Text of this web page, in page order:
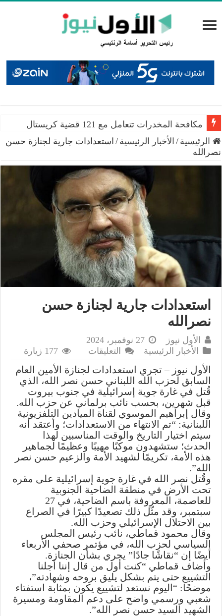
مكافحة المخدرات تتعامل مع 121 قضية كريستال
الرئيسية / الأخبار الرئيسية / استعدادات جارية لجنازة حسن
نصرالله
استعدادات جارية لجنازة حسن
نصرالله
الأول نيوز
27 نوفمبر، 2024
الأخبار الرئيسية
التعليقات
استعدادات
جارية
لجنازة
حسن
نصرالله
مغلقة
177 زيارة
الأول نيوز – تجري استعدادات لجنازة الأمين العام
السابق لحزب الله اللبناني حسن نصر الله، الذي
قُتل في غارة جوية إسرائيلية في جنوب بيروت
قبل شهرين، بحسب نائب برلماني عن حزب الله.
وقال إبراهيم الموسوي لقناة الميادين التلفزيونية
اللبنانية: “تم الانتهاء من الاستعدادات؛ وأعتقد أنه
سيتم اختيار التاريخ والوقت المناسبين لهذا
الحدث؛ ستشهدون موكبًا مهيبًا وعظيمًا لجماهير
هذه الأمة، تكريمًا لشهيد الأمة والزعيم حسن نصر
الله”.
وقُتل نصر الله في غارة جوية إسرائيلية على مقره
تحت الأرض في منطقة الضاحية الجنوبية
للعاصمة، المعروفة باسم الضاحية، في 27
سبتمبر، وقد مثّل ذلك تصعيدًا كبيرًا في الصراع
بين الاحتلال الإسرائيلي وحزب الله.
وقال محمود قماطي، نائب رئيس المجلس
السياسي لحزب الله، في مؤتمر صحفي الأربعاء
أيضًا إن “نقاشًا جادًا” يجري بشأن الجنازة.
وأضاف قماطي “كنت أول من قال إننا أجلنا
التشييع حتى يتم بشكل يليق بروحه وشهادته”،
موضحًا: “اليوم نستعد لتشييع يكون بمثابة استفتاء
شعبي ورسمي واضح على دعم المقاومة ومسيرة
الشهيد السيد حسن نصر الله”.